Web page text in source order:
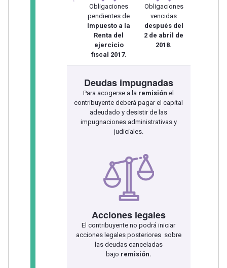
Obligaciones
pendientes de
Impuesto a la
Renta del
ejercicio
fiscal 2017.
Obligaciones
vencidas
después del
2 de abril de
2018.
Deudas impugnadas
Para acogerse a la remisión el
contribuyente deberá pagar el capital
adeudado y desistir de las
impugnaciones administrativas y
judiciales.
Acciones legales
El contribuyente no podrá iniciar
acciones legales posteriores sobre
las deudas canceladas
bajo remisión.